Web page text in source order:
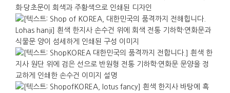
활용할 수 있으며, 가방에 넣어두었다가 필요한 순간에
소품처럼 분위기를 정돈해 줍니다.
가로 : 46cm. 세로 : 46cm.